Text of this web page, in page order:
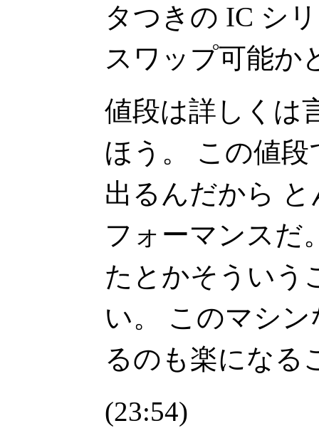
タつきの IC シ
スワップ可能か
値段は詳しくは
ほう。 この値
出るんだから
フォーマンスだ
たとかそういう
い。 このマシ
るのも楽になる
(23:54)